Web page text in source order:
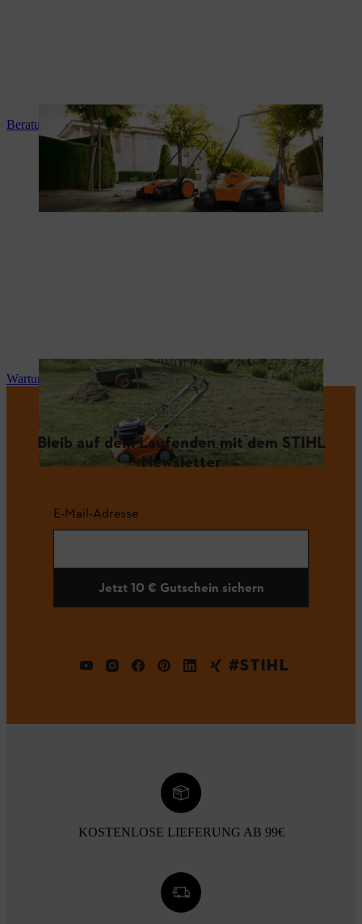
Beratung und Produkteinweisung
Wartung und Reparatur
Bleib auf dem Laufenden mit dem STIHL
Newsletter
E-Mail-Adresse
Jetzt 10 € Gutschein sichern
#STIHL
KOSTENLOSE LIEFERUNG AB 99€